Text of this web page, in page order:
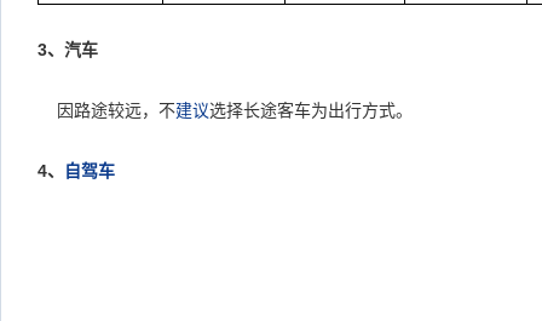
3、汽车
因路途较远，不建议选择长途客车为出行方式。
4、 自驾车